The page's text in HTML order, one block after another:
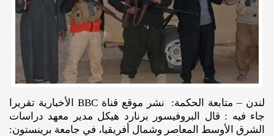
لندن – متابعة الحكمة: نشر موقع قناة BBC الأخبارية تقريرا
جاء فيه : قال البروفيسور برنارد هيكل مدير معهد دراسات
الشرق الأوسط المعاصر وشمال أفريقيا، في جامعة برينستون: